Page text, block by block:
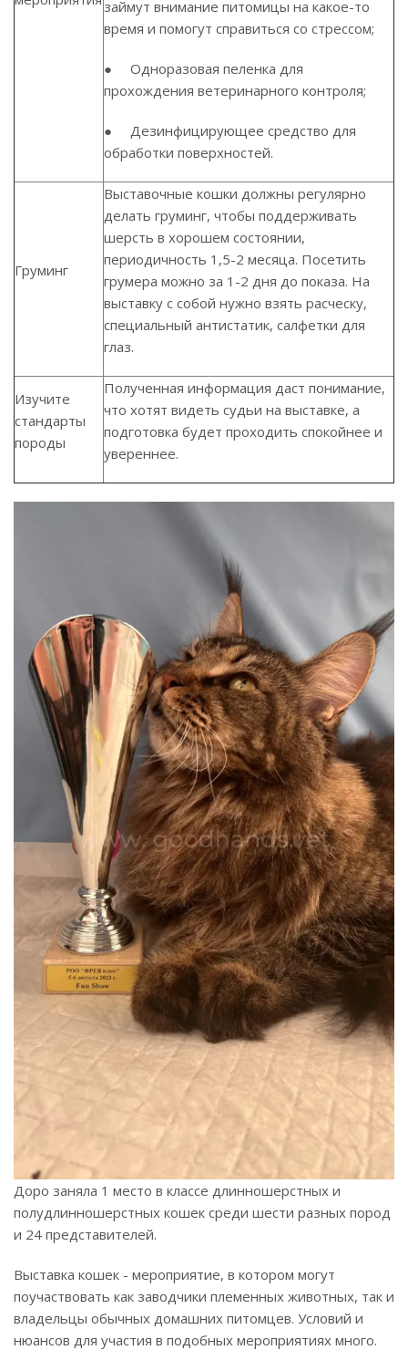
займут внимание питомицы на какое-то
время и помогут справиться со стрессом;
● Одноразовая пеленка для
прохождения ветеринарного контроля;
● Дезинфицирующее средство для
обработки поверхностей.
Груминг
Выставочные кошки должны регулярно
делать груминг, чтобы поддерживать
шерсть в хорошем состоянии,
периодичность 1,5-2 месяца. Посетить
грумера можно за 1-2 дня до показа. На
выставку с собой нужно взять расческу,
специальный антистатик, салфетки для
глаз.
Изучите
стандарты
породы
Полученная информация даст понимание,
что хотят видеть судьи на выставке, а
подготовка будет проходить спокойнее и
увереннее.
Доро заняла 1 место в классе длинношерстных и
полудлинношерстных кошек среди шести разных пород
и 24 представителей.
Выставка кошек - мероприятие, в котором могут
поучаствовать как заводчики племенных животных, так и
владельцы обычных домашних питомцев. Условий и
нюансов для участия в подобных мероприятиях много.